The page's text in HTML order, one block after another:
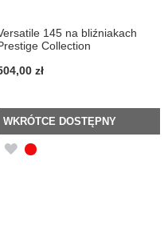
145 na bliźniakach
Collection
zł
WKRÓTCE DOSTĘPNY
DODAJ